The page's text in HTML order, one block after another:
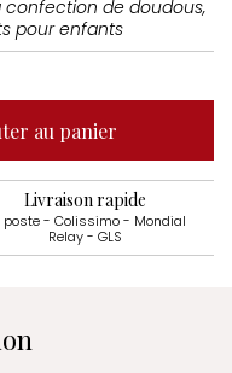
de doudous,
pour enfants
au panier
Livraison rapide
poste - Colissimo - Mondial
Relay - GLS